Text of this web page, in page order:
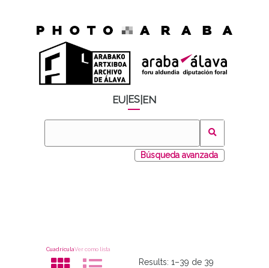
EU ES EN
Búsqueda avanzada
CuadrículaVer como lista
Results:1–39 de 39